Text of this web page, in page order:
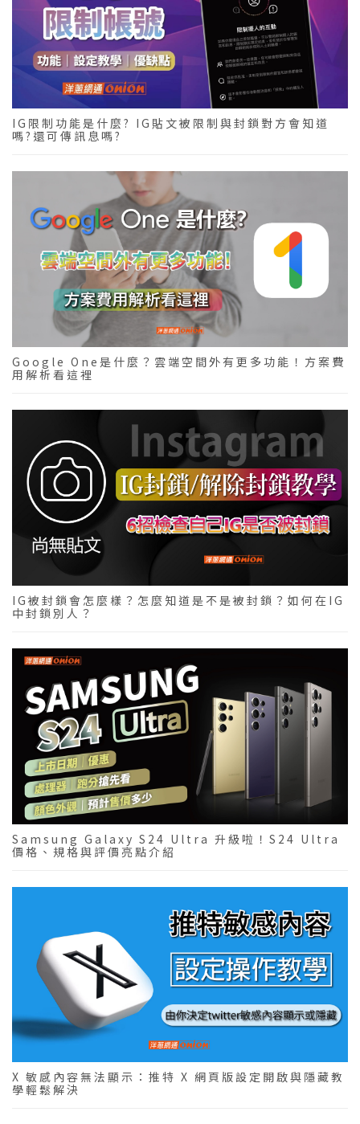
IG限制功能是什麼? IG貼文被限制與封鎖對方會知道
嗎?還可傳訊息嗎?
Google One是什麼？雲端空間外有更多功能！方案費
用解析看這裡
IG被封鎖會怎麼樣？怎麼知道是不是被封鎖？如何在IG
中封鎖別人？
Samsung Galaxy S24 Ultra 升級啦！S24 Ultra
價格、規格與評價亮點介紹
X 敏感內容無法顯示：推特 X 網頁版設定開啟與隱藏教
學輕鬆解決